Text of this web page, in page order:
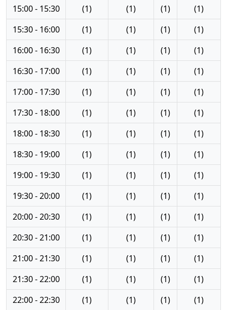
15:00 - 15:30
(1) (1) (1)
(1)
15:30 - 16:00
(1) (1) (1)
(1)
16:00 - 16:30
(1) (1) (1)
(1)
16:30 - 17:00
(1) (1) (1)
(1)
17:00 - 17:30
(1) (1) (1)
(1)
17:30 - 18:00
(1) (1) (1)
(1)
18:00 - 18:30
(1) (1) (1)
(1)
18:30 - 19:00
(1) (1) (1)
(1)
19:00 - 19:30
(1) (1) (1)
(1)
19:30 - 20:00
(1) (1) (1)
(1)
20:00 - 20:30
(1) (1) (1)
(1)
20:30 - 21:00
(1) (1) (1)
(1)
21:00 - 21:30
(1) (1) (1)
(1)
21:30 - 22:00
(1) (1) (1)
(1)
22:00 - 22:30
(1) (1) (1) (1)